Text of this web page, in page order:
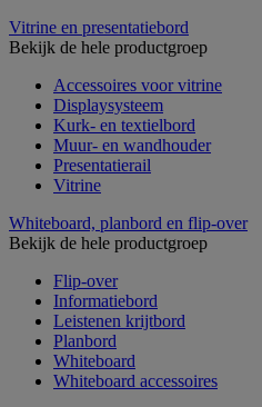
Vitrine en presentatiebord
Bekijk de hele productgroep
Accessoires voor vitrine
Displaysysteem
Kurk- en textielbord
Muur- en wandhouder
Presentatierail
Vitrine
Whiteboard, planbord en flip-over
Bekijk de hele productgroep
Flip-over
Informatiebord
Leistenen krijtbord
Planbord
Whiteboard
Whiteboard accessoires